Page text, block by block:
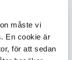
måste vi
En cookie är
för att sedan
de